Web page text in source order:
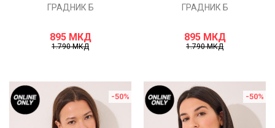
ГРАДНИК Б
895 МКД
1.790МКД
ГРАДНИК Б
895 МКД
1.790МКД
-50% -50%